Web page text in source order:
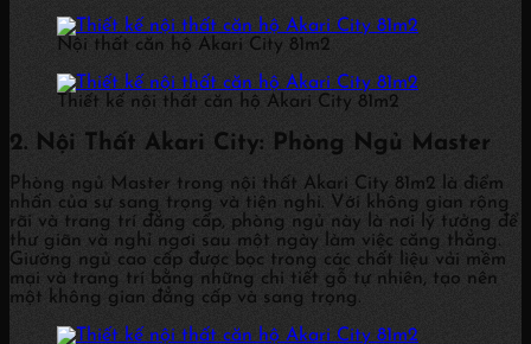
Nội thất căn hộ Akari City 81m2
Thiết kế nội thất căn hộ Akari City 81m2
2. Nội Thất Akari City: Phòng Ngủ Master
Phòng ngủ Master trong nội thất Akari City 81m2 là điểm
nhấn của sự sang trọng và tiện nghi. Với không gian rộng
rãi và trang trí đẳng cấp, phòng ngủ này là nơi lý tưởng để
thư giãn và nghỉ ngơi sau một ngày làm việc căng thẳng.
Giường ngủ cao cấp được bọc trong các chất liệu vải mềm
mại và trang trí bằng những chi tiết gỗ tự nhiên, tạo nên
một không gian đẳng cấp và sang trọng.